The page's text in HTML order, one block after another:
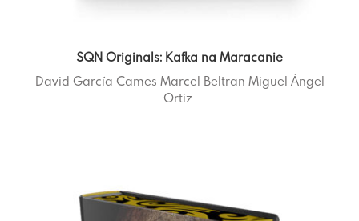
SQN Originals: Kafka na Maracanie
David García Cames Marcel Beltran Miguel Ángel
Ortiz